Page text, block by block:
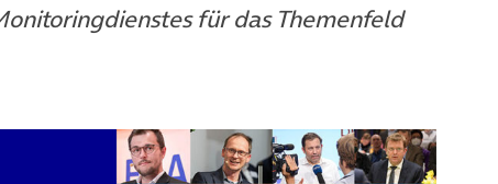
für das Themenfeld